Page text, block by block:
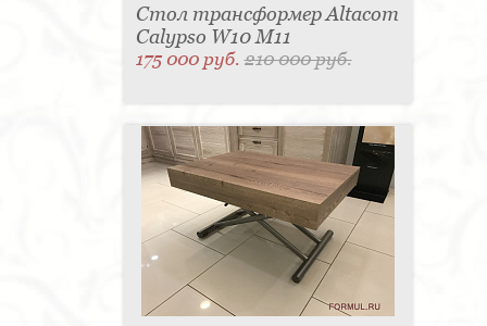
Стол трансформер Altacom
Calypso W10 M11
175 000 руб.210 000 руб.